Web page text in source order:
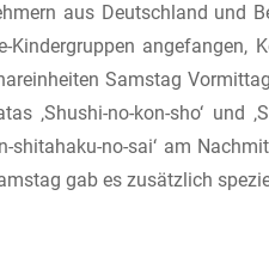
aus Deutschland und
Kindergruppen
Samstag
‚Shushi-no-kon-sho‘ und
shitahaku-no-sai‘ am
gab es zusätzlich